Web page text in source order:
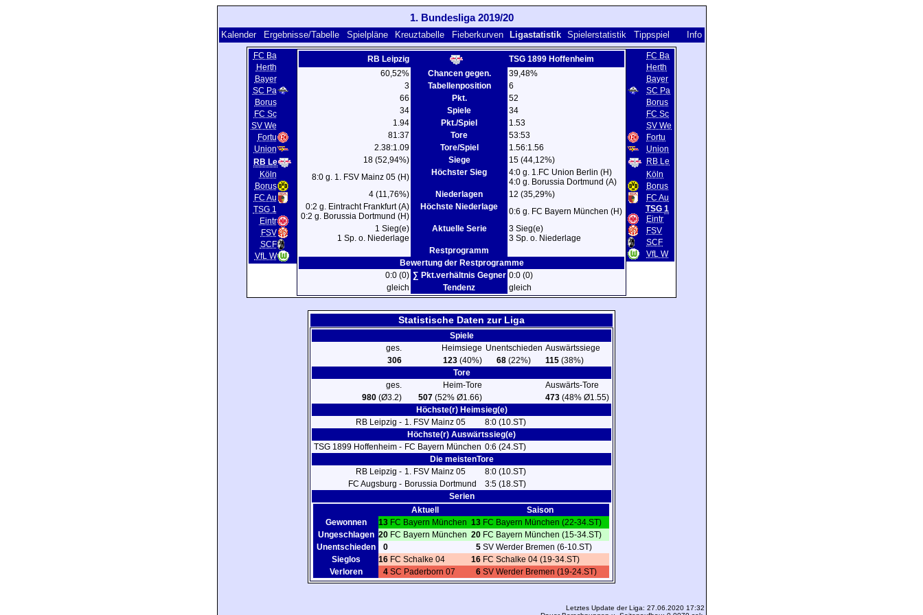
1. Bundesliga 2019/20
Kalender Ergebnisse/Tabelle Spielpläne Kreuztabelle Fieberkurven Ligastatistik Spielerstatistik Tippspiel Info
FC Ba
Herth
Bayer
SC Pa
Borus
FC Sc
SV We
Fortu
Union
RB Le
Köln
Borus
FC Au
TSG 1
Eintr
FSV
SCF
VfL W
RB Leipzig
TSG 1899 Hoffenheim
60,52%
Chancen gegen.
39,48%
3
Tabellenposition
6
66
Pkt.
52
34
Spiele
34
1.94
Pkt./Spiel
1.53
81:37
Tore
53:53
2.38:1.09
Tore/Spiel
1.56:1.56
18 (52,94%)
Siege
15 (44,12%)
8:0 g. 1. FSV Mainz 05 (H)
Höchster Sieg
4:0 g. 1.FC Union Berlin (H)
4:0 g. Borussia Dortmund (A)
4 (11,76%)
Niederlagen
12 (35,29%)
0:2 g. Eintracht Frankfurt (A)
0:2 g. Borussia Dortmund (H)
Höchste Niederlage
0:6 g. FC Bayern München (H)
1 Sieg(e)
1 Sp. o. Niederlage
Aktuelle Serie
3 Sieg(e)
3 Sp. o. Niederlage
Restprogramm
Bewertung der Restprogramme
0:0 (0) ∑ Pkt.verhältnis Gegner 0:0 (0)
gleich
Tendenz gleich
FC Ba
Herth
Bayer
SC Pa
Borus
FC Sc
SV We
Fortu
Union
RB Le
Köln
Borus
FC Au
TSG 1
Eintr
FSV
SCF
VfL W
Statistische Daten zur Liga
Spiele
ges.
Heimsiege Unentschieden Auswärtssiege
306
123(40%) 68 (22%) 115 (38%)
Tore
ges.
Heim-Tore
Auswärts-Tore
980(Ø3.2) 507(52% Ø1.66) 473 (48% Ø1.55)
Höchste(r) Heimsieg(e)
RB Leipzig - 1. FSV Mainz 05
8:0 (10.ST)
Höchste(r) Auswärtssieg(e)
TSG 1899 Hoffenheim - FC Bayern München 0:6 (24.ST)
Die meistenTore
RB Leipzig - 1. FSV Mainz 05
8:0 (10.ST)
FC Augsburg - Borussia Dortmund
3:5 (18.ST)
Serien
Aktuell
Saison
Gewonnen
13 FC Bayern München 13 FC Bayern München (22-34.ST)
Ungeschlagen 20 FC Bayern München 20 FC Bayern München (15-34.ST)
Unentschieden
0 5 SV Werder Bremen (6-10.ST)
Sieglos
16 FC Schalke 04 16 FC Schalke 04 (19-34.ST)
Verloren
4 SC Paderborn 07 6 SV Werder Bremen (19-24.ST)
Letztes Update der Liga: 27.06.2020 17:32